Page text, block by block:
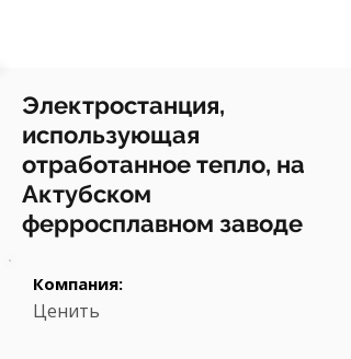
Электростанция,
использующая
отработанное тепло, на
Актубском
ферросплавном заводе
Компания:
Ценить